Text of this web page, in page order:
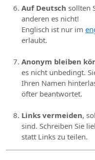
Auf Deutsch sollten
anderen es nicht!
Englisch ist nur im
erlaubt.
Anonym bleiben
es nicht unbedingt.
Ihren Namen
öfter beantwortet.
Links vermeiden,
sind. Schreiben Sie
statt Links zu teilen.